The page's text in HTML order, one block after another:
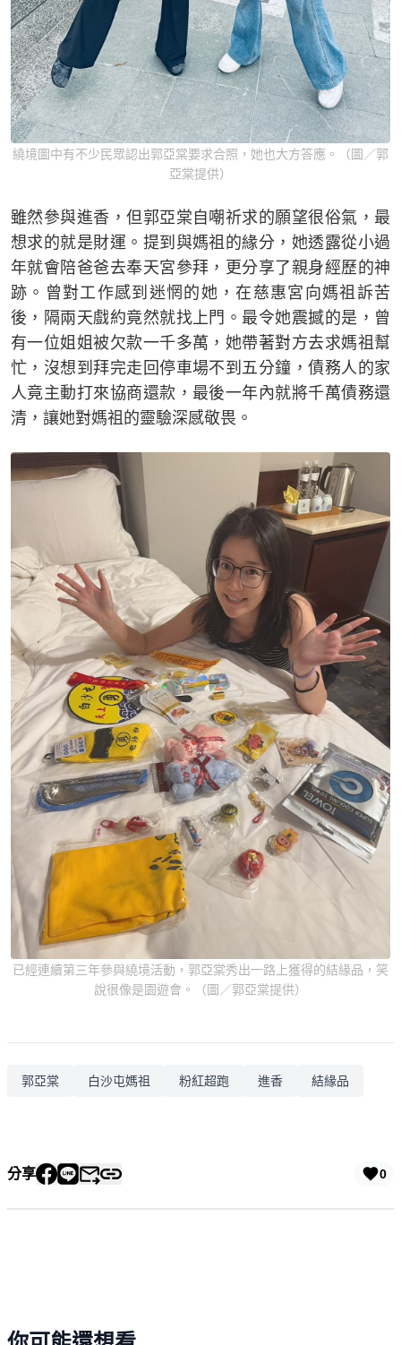
繞境圖中有不少民眾認出郭亞棠要求合照，她也大方答應。（圖／郭
亞棠提供）
雖然參與進香，但郭亞棠自嘲祈求的願望很俗氣，最
想求的就是財運。提到與媽祖的緣分，她透露從小過
年就會陪爸爸去奉天宮參拜，更分享了親身經歷的神
跡。曾對工作感到迷惘的她，在慈惠宮向媽祖訴苦
後，隔兩天戲約竟然就找上門。最令她震撼的是，曾
有一位姐姐被欠款一千多萬，她帶著對方去求媽祖幫
忙，沒想到拜完走回停車場不到五分鐘，債務人的家
人竟主動打來協商還款，最後一年內就將千萬債務還
清，讓她對媽祖的靈驗深感敬畏。
已經連續第三年參與繞境活動，郭亞棠秀出一路上獲得的結緣品，笑
說很像是園遊會。（圖／郭亞棠提供）
郭亞棠 白沙屯媽祖 粉紅超跑 進香 結緣品
分享 0